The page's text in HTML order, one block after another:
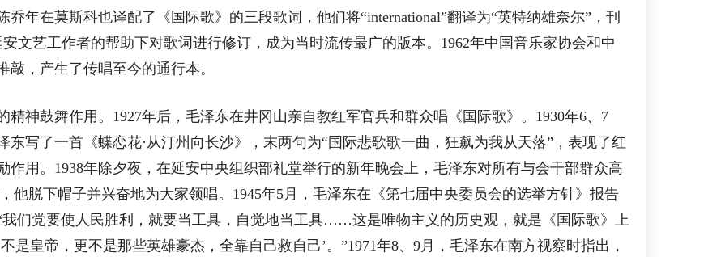
乔年在莫斯科也译配了《国际歌》的三段歌词，他们将“international”翻译为“英特纳雄奈尔”，刊
文艺工作者的帮助下对歌词进行修订，成为当时流传最广的版本。1962年中国音乐家协会和中
，产生了传唱至今的通行本。
鼓舞作用。1927年后，毛泽东在井冈山亲自教红军官兵和群众唱《国际歌》。1930年6、7
写了一首《蝶恋花·从汀州向长沙》，末两句为“国际悲歌歌一曲，狂飙为我从天落”，表现了红
用。1938年除夕夜，在延安中央组织部礼堂举行的新年晚会上，毛泽东对所有与会干部群众高
他脱下帽子并兴奋地为大家领唱。1945年5月，毛泽东在《第七届中央委员会的选举方针》报告
们党要使人民胜利，就要当工具，自觉地当工具……这是唯物主义的历史观，就是《国际歌》上
是皇帝，更不是那些英雄豪杰，全靠自己救自己’。”1971年8、9月，毛泽东在南方视察时指出，